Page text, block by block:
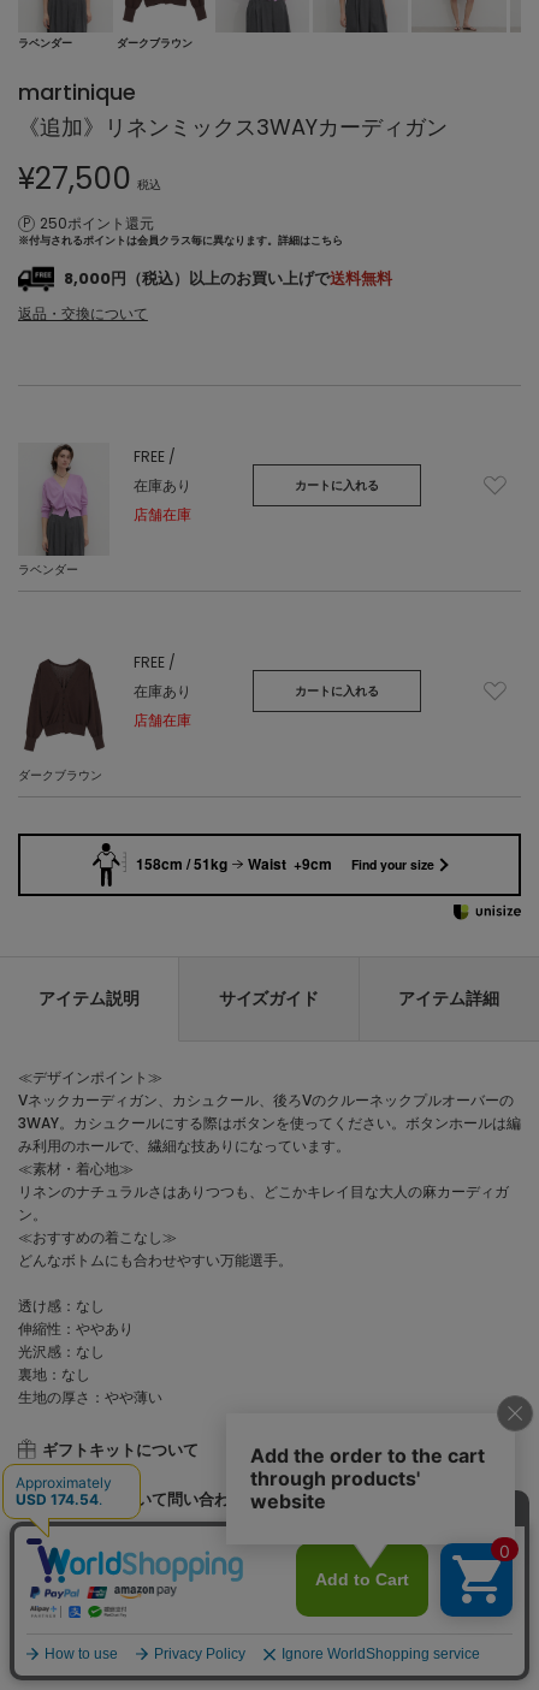
ラベンダー ダークブラウン
martinique
《追加》リネンミックス3WAYカーディガン
¥27,500 税込
250ポイント還元
※付与されるポイントは会員クラス毎に異なります。 詳細はこちら
8,000円（税込）以上のお買い上げで送料無料
返品・交換について
ラベンダー
FREE /
在庫あり
店舗在庫
カートに入れる
ダークブラウン
FREE /
在庫あり
店舗在庫
カートに入れる
158cm / 51kg Waist +9cm Find your size
アイテム説明 サイズガイド アイテム詳細
≪デザインポイント≫
Vネックカーディガン、カシュクール、後ろVのクルーネックプルオーバーの
3WAY。カシュクールにする際はボタンを使ってください。ボタンホールは編
み利用のホールで、繊細な技ありになっています。
≪素材・着心地≫
リネンのナチュラルさはありつつも、どこかキレイ目な大人の麻カーディガ
ン。
≪おすすめの着こなし≫
どんなボトムにも合わせやすい万能選手。
透け感：なし
伸縮性：ややあり
光沢感：なし
裏地：なし
生地の厚さ：やや薄い
ギフトキットについて
この商品について問い合わせする
STAFF STYLING